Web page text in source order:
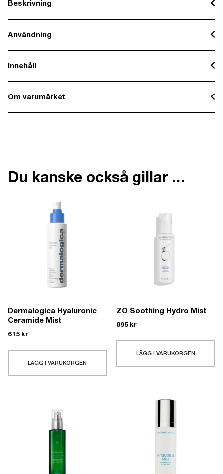
Beskrivning
Användning
Innehåll
Om varumärket
Du kanske också gillar …
Dermalogica Hyaluronic
Ceramide Mist
615 kr
LÄGG I VARUKORGEN
ZO Soothing Hydro Mist
895 kr
LÄGG I VARUKORGEN